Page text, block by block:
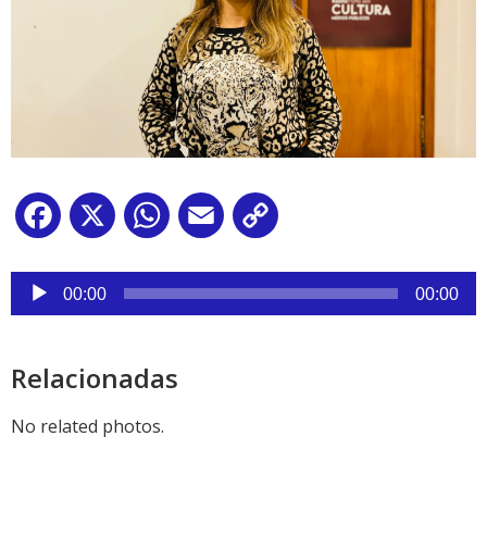
Facebook
X WhatsApp
Email
Reproductor
audio
00:00 00:00
Relacionadas
No related photos.